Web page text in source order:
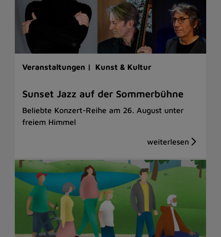
Veranstaltungen | Kunst & Kultur
Sunset Jazz auf der Sommerbühne
Beliebte Konzert-Reihe am 26. August unter
freiem Himmel